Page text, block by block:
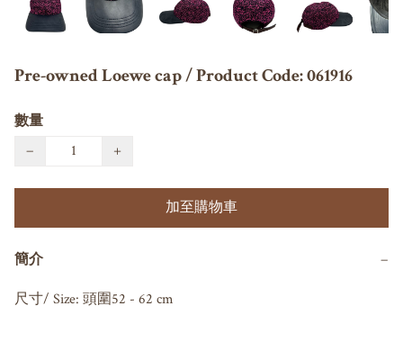
Pre-owned Loewe cap / Product Code: 061916
數量
−
+
加至購物車
簡介 −
尺寸/ Size: 頭圍52 - 62 cm